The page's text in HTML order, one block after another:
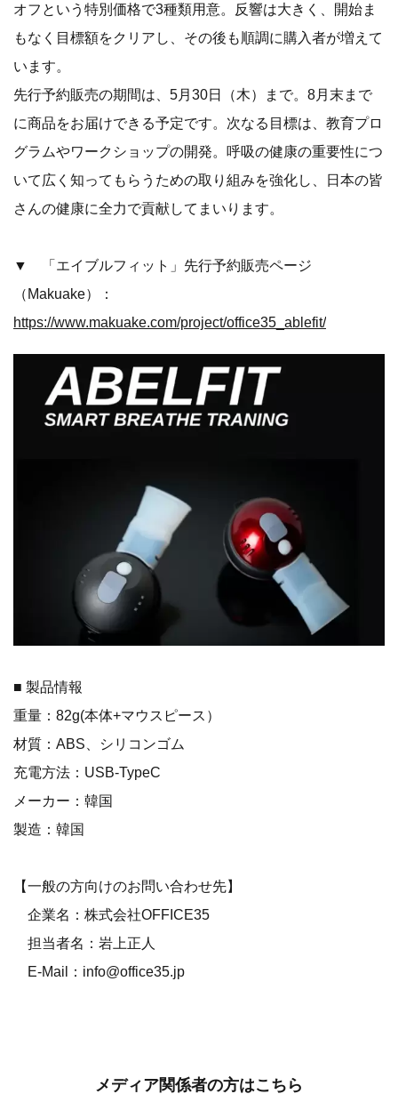
オフという特別価格で3種類用意。反響は大きく、開始ま
もなく目標額をクリアし、その後も順調に購入者が増えて
います。
先行予約販売の期間は、5月30日（木）まで。8月末まで
に商品をお届けできる予定です。次なる目標は、教育プロ
グラムやワークショップの開発。呼吸の健康の重要性につ
いて広く知ってもらうための取り組みを強化し、日本の皆
さんの健康に全力で貢献してまいります。
▼ 「エイブルフィット」先行予約販売ページ
（Makuake）：
https://www.makuake.com/project/office35_ablefit/
■ 製品情報
重量：82g(本体+マウスピース）
材質：ABS、シリコンゴム
充電方法：USB-TypeC
メーカー：韓国
製造：韓国
【一般の方向けのお問い合わせ先】
企業名：株式会社OFFICE35
担当者名：岩上正人
E-Mail：info@office35.jp
メディア関係者の方はこちら